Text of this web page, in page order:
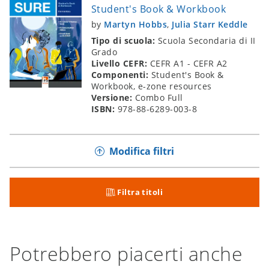
Student's Book & Workbook
by Martyn Hobbs, Julia Starr Keddle
Tipo di scuola: Scuola Secondaria di II
Grado
Livello CEFR: CEFR A1 - CEFR A2
Componenti: Student's Book &
Workbook, e-zone resources
Versione: Combo Full
ISBN: 978-88-6289-003-8
Modifica filtri
Filtra titoli
Potrebbero piacerti anche